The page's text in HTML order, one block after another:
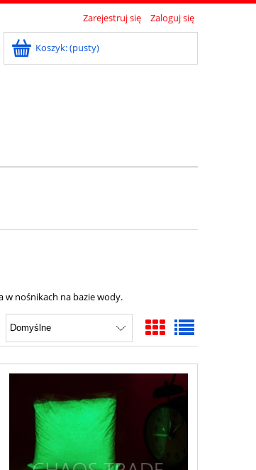
Zarejestruj się Zaloguj się
Koszyk:(pusty)
w nośnikach na bazie wody.